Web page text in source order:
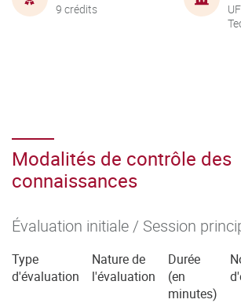
9 crédits
Modalités de contrôle des
connaissances
Évaluation initiale / Session
Type
d'évaluation
Nature de
l'évaluation
Durée
(en
minutes)